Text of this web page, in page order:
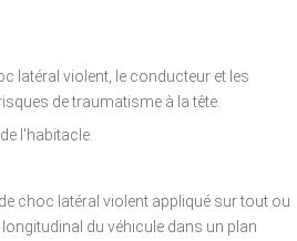
latéral violent, le conducteur et les
de traumatisme à la tête.
l'habitacle.
choc latéral violent appliqué sur tout ou
du véhicule dans un plan